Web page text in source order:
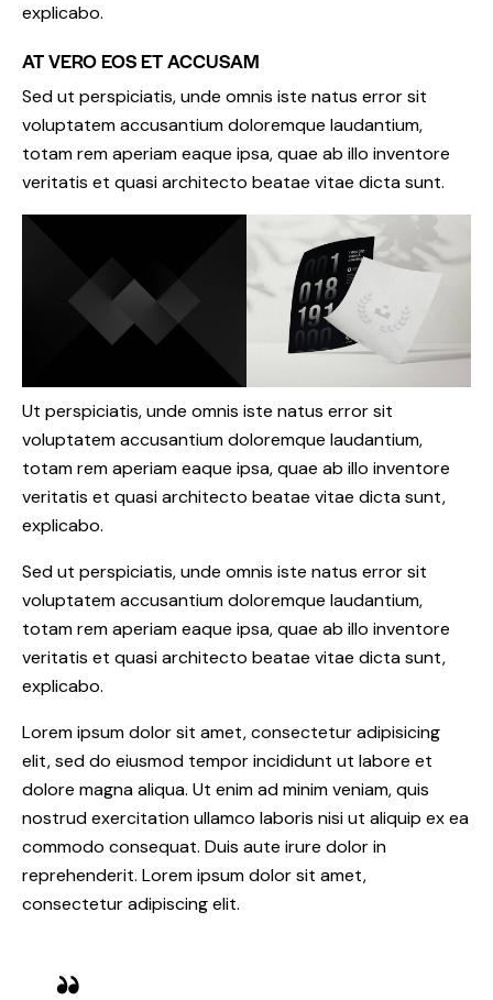
explicabo.
AT VERO EOS ET ACCUSAM
Sed ut perspiciatis, unde omnis iste natus error sit
voluptatem accusantium doloremque laudantium,
totam rem aperiam eaque ipsa, quae ab illo inventore
veritatis et quasi architecto beatae vitae dicta sunt.
Ut perspiciatis, unde omnis iste natus error sit
voluptatem accusantium doloremque laudantium,
totam rem aperiam eaque ipsa, quae ab illo inventore
veritatis et quasi architecto beatae vitae dicta sunt,
explicabo.
Sed ut perspiciatis, unde omnis iste natus error sit
voluptatem accusantium doloremque laudantium,
totam rem aperiam eaque ipsa, quae ab illo inventore
veritatis et quasi architecto beatae vitae dicta sunt,
explicabo.
Lorem ipsum dolor sit amet, consectetur adipisicing
elit, sed do eiusmod tempor incididunt ut labore et
dolore magna aliqua. Ut enim ad minim veniam, quis
nostrud exercitation ullamco laboris nisi ut aliquip ex ea
commodo consequat. Duis aute irure dolor in
reprehenderit. Lorem ipsum dolor sit amet,
consectetur adipiscing elit.